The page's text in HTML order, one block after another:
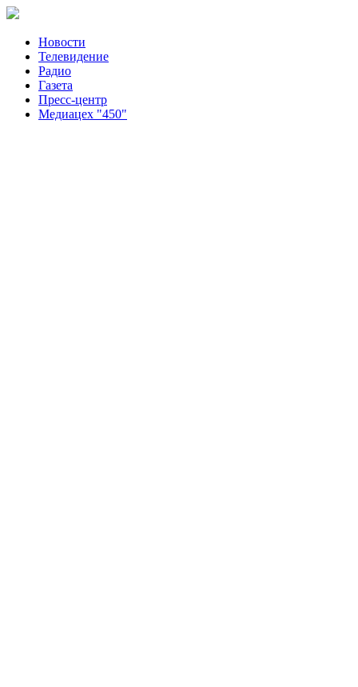
Новости
Телевидение
Радио
Газета
Пресс-центр
Медиацех "450"